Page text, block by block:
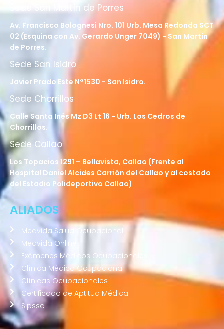
Sede San Martín de Porres
Av. Francisco Bolognesi Nro. 101 Urb. Mesa Redonda SCT
02 (Esquina con Av. Gerardo Unger 7049) - San Martin
de Porres.
Sede San Isidro
Javier Prado Este N°1530 - San Isidro.
Sede Chorrillos
Calle Santa Inés Mz D3 Lt 16 - Urb. Los Cedros de
Chorrillos.
Sede Callao
Los Topacios 1291 – Bellavista, Callao (Frente al
Hospital Daniel Alcides Carrión del Callao y al costado
del Estadio Polideportivo Callao)
ALIADOS
Medvida Salud Ocupacional
Medvida Online
Exámenes Médicos Ocupacionales
Clínica Médica Ocupacional
Clínicas Ocupacionales
Certificado de Aptitud Médica
Sipsso